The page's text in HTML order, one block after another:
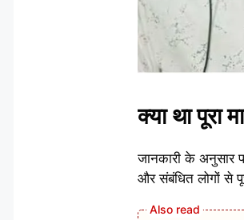
क्या था पूरा
जानकारी के अनुसार
और संबंधित लोगों से